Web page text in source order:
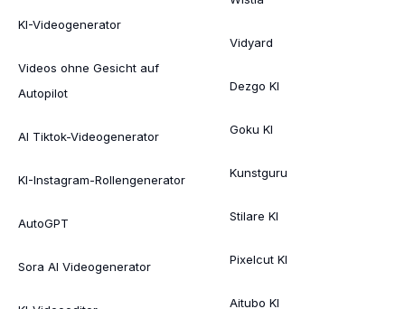
KI-Videogenerator
Videos ohne Gesicht auf
Autopilot
AI Tiktok-Videogenerator
KI-Instagram-Rollengenerator
AutoGPT
Sora AI Videogenerator
Vidyard
Dezgo KI
Goku KI
Kunstguru
Stilare KI
Pixelcut KI
Aitubo KI